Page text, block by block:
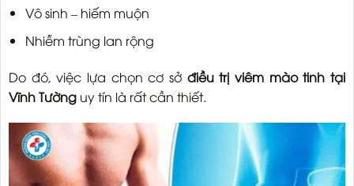
Vô sinh – hiếm muộn
Nhiễm trùng lan rộng
Do đó, việc lựa chọn cơ sở điều trị viêm mào tinh tại
Vĩnh Tường uy tín là rất cần thiết.